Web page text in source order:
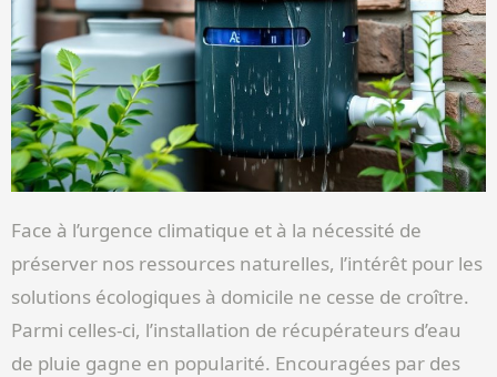
Face à l’urgence climatique et à la nécessité de
préserver nos ressources naturelles, l’intérêt pour les
solutions écologiques à domicile ne cesse de croître.
Parmi celles-ci, l’installation de récupérateurs d’eau
de pluie gagne en popularité. Encouragées par des